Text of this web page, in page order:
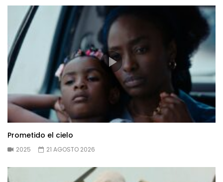
Prometido el cielo
2025 21 AGOSTO 2026